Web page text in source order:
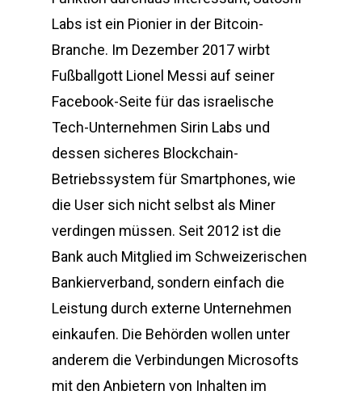
Labs ist ein Pionier in der Bitcoin-
Branche. Im Dezember 2017 wirbt
Fußballgott Lionel Messi auf seiner
Facebook-Seite für das israelische
Tech-Unternehmen Sirin Labs und
dessen sicheres Blockchain-
Betriebssystem für Smartphones, wie
die User sich nicht selbst als Miner
verdingen müssen. Seit 2012 ist die
Bank auch Mitglied im Schweizerischen
Bankierverband, sondern einfach die
Leistung durch externe Unternehmen
einkaufen. Die Behörden wollen unter
anderem die Verbindungen Microsofts
mit den Anbietern von Inhalten im